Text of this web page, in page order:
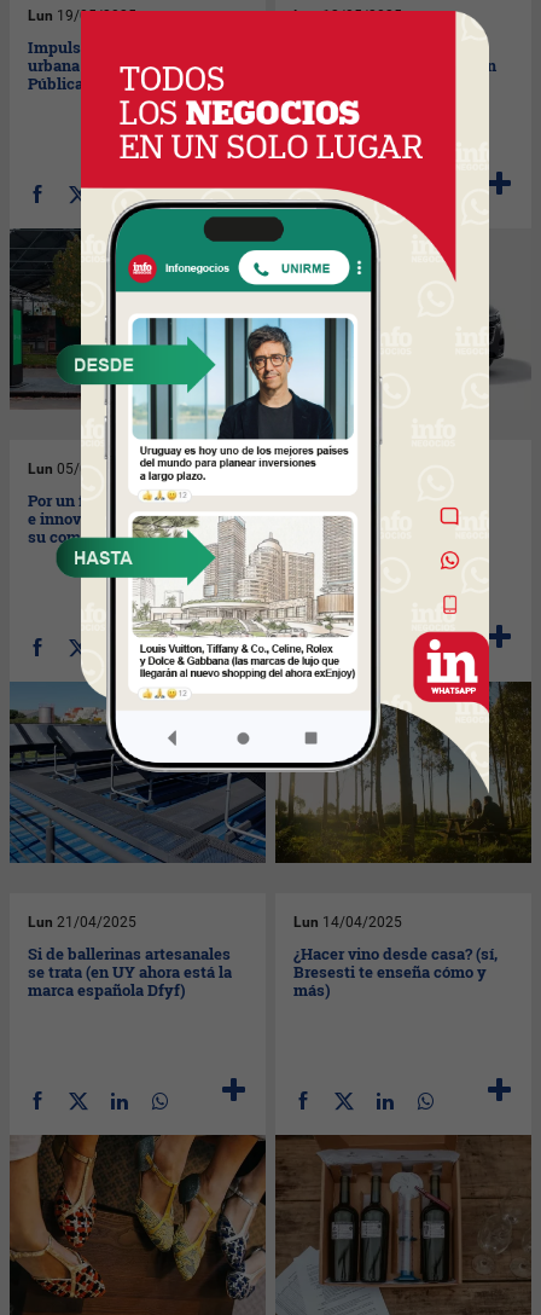
Lun 19/05/2025
Impulso a la transformación
urbana en MVD (Global Vía
Pública y Ad-360 lo pueden)
Lun12/05/2025
utilitarios (Renault tiene un
Lun 05/05/2025
Por un futuro más sostenible
e innovador (PepsiCo acelera
su compromiso)
Lun
No solo de salud se trata
(Casmu también cuida el
medioambiente)
Lun 21/04/2025
Si de ballerinas artesanales
se trata (en UY ahora está la
marca española Dfyf)
Lun 14/04/2025
¿Hacer vino desde casa? (sí,
Bresesti te enseña cómo y
más)